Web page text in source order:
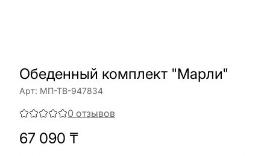
Обеденный комплект "Марли"
Арт: МП-ТВ-947834
0 отзывов
67 090 ₸